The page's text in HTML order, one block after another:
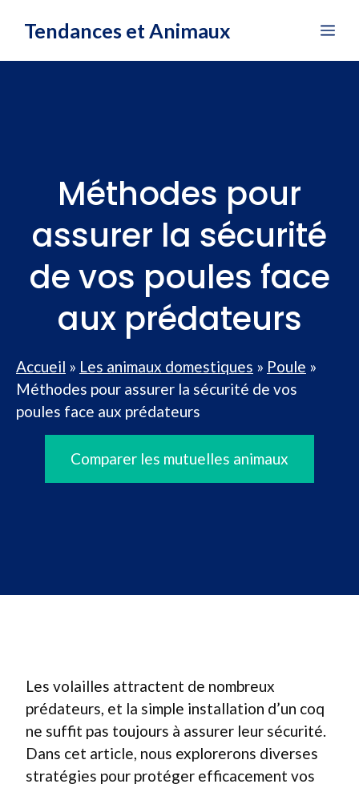
Tendances et Animaux
Méthodes pour
assurer la sécurité
de vos poules face
aux prédateurs
Accueil » Les animaux domestiques » Poule »
Méthodes pour assurer la sécurité de vos
poules face aux prédateurs
Comparer les mutuelles animaux
Les volailles attractent de nombreux
prédateurs, et la simple installation d’un coq
ne suffit pas toujours à assurer leur sécurité.
Dans cet article, nous explorerons diverses
stratégies pour protéger efficacement vos